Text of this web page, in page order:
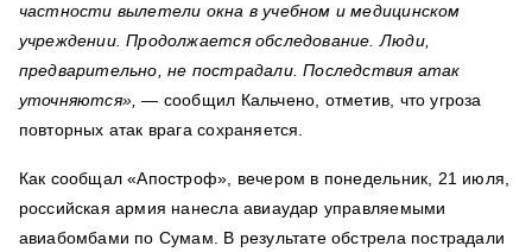
частности вылетели окна в учебном и медицинском
учреждении. Продолжается обследование. Люди,
предварительно, не пострадали. Последствия атак
уточняются», — сообщил Кальчено, отметив, что угроза
повторных атак врага сохраняется.
Как сообщал «Апостроф», вечером в понедельник, 21 июля,
российская армия нанесла авиаудар управляемыми
авиабомбами по Сумам. В результате обстрела пострадали